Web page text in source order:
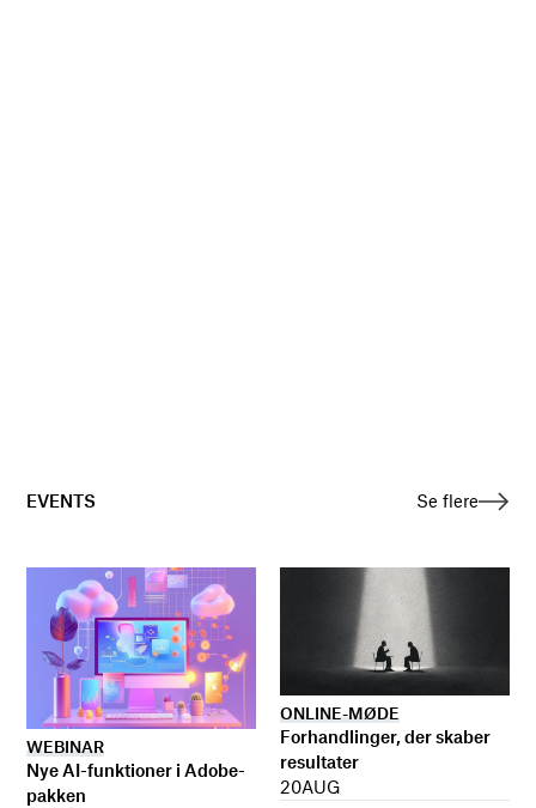
EVENTS Se flere
WEBINAR
Nye AI-funktioner i Adobe-
pakken
ONLINE-MØDE
Forhandlinger, der skaber
resultater
20AUG